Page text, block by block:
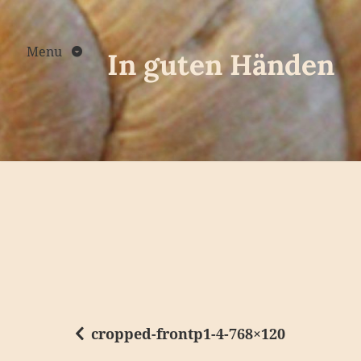
Skip
to
contentMenu In guten Händen
cropped-frontp1-4-768×120